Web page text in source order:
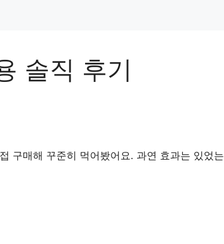
솔직 후기
구매해 꾸준히 먹어봤어요. 과연 효과는 있었는